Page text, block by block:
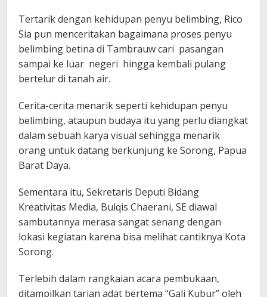
Tertarik dengan kehidupan penyu belimbing, Rico
Sia pun menceritakan bagaimana proses penyu
belimbing betina di Tambrauw cari pasangan
sampai ke luar negeri hingga kembali pulang
bertelur di tanah air.
Cerita-cerita menarik seperti kehidupan penyu
belimbing, ataupun budaya itu yang perlu diangkat
dalam sebuah karya visual sehingga menarik
orang untuk datang berkunjung ke Sorong, Papua
Barat Daya.
Sementara itu, Sekretaris Deputi Bidang
Kreativitas Media, Bulqis Chaerani, SE diawal
sambutannya merasa sangat senang dengan
lokasi kegiatan karena bisa melihat cantiknya Kota
Sorong.
Terlebih dalam rangkaian acara pembukaan,
ditampilkan tarian adat bertema “Gali Kubur” oleh